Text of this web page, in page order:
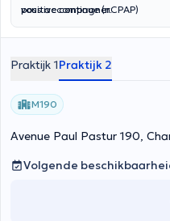
positive continue (nCPAP)
vous accompagner.
Praktijk 1Praktijk 2
M190
Avenue Paul Pastur 190,
Volgende